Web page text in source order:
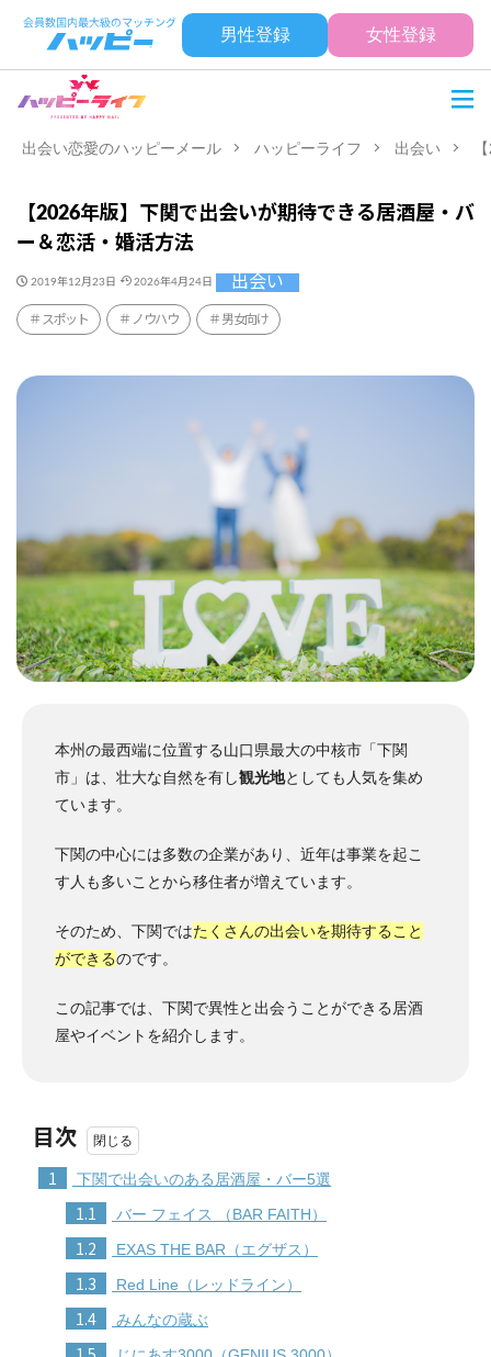
男性登録 女性登録
出会い恋愛のハッピーメール ハッピーライフ 出会い
【2026年版】下関で出会いが期待できる居酒屋・バ
ー＆恋活・婚活方法
2019年12月23日 2026年4月24日 出会い
スポット ノウハウ 男女向け
本州の最西端に位置する山口県最大の中核市「下関
市」は、壮大な自然を有し観光地としても人気を集め
ています。
下関の中心には多数の企業があり、近年は事業を起こ
す人も多いことから移住者が増えています。
そのため、下関ではたくさんの出会いを期待すること
ができるのです。
この記事では、下関で異性と出会うことができる居酒
屋やイベントを紹介します。
目次
1 下関で出会いのある居酒屋・バー5選
1.1 バー フェイス （BAR FAITH）
1.2 EXAS THE BAR（エグザス）
1.3 Red Line（レッドライン）
1.4 みんなの蔵ぶ